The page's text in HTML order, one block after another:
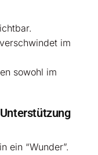
im
sowohl im
ein “Wunder”.